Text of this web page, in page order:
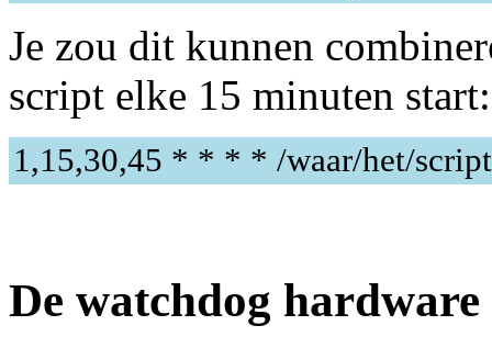
Je zou dit kunnen
script elke 15 minuten start:
1,15,30,45 * * * * /waar/het/
De watchdog hardware